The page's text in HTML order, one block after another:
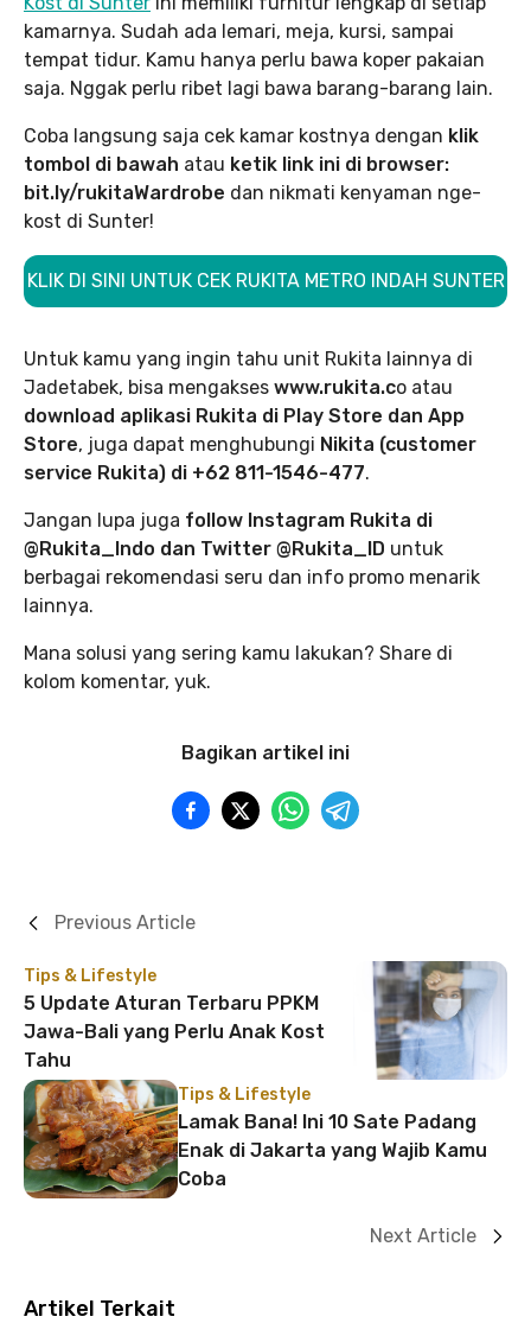
kamarnya. Sudah ada lemari, meja, kursi, sampai
tempat tidur. Kamu hanya perlu bawa koper pakaian
saja. Nggak perlu ribet lagi bawa barang-barang lain.
Coba langsung saja cek kamar kostnya dengan klik
tombol di bawah atau ketik link ini di browser:
bit.ly/rukitaWardrobe dan nikmati kenyaman nge-
kost di Sunter!
KLIK DI SINI UNTUK CEK RUKITA METRO INDAH SUNTER
Untuk kamu yang ingin tahu unit Rukita lainnya di
Jadetabek, bisa mengakses www.rukita.co atau
download aplikasi Rukita di Play Store dan App
Store, juga dapat menghubungi Nikita (customer
service Rukita) di +62 811-1546-477.
Jangan lupa juga follow Instagram Rukita di
@Rukita_Indo dan Twitter @Rukita_ID untuk
berbagai rekomendasi seru dan info promo menarik
lainnya.
Mana solusi yang sering kamu lakukan? Share di
kolom komentar, yuk.
Bagikan artikel ini
Tips & Lifestyle
5 Update Aturan Terbaru PPKM
Jawa-Bali yang Perlu Anak Kost
Tahu
Previous Article
Tips & Lifestyle
Lamak Bana! Ini 10 Sate Padang
Enak di Jakarta yang Wajib Kamu
Coba
Next Article
Artikel Terkait